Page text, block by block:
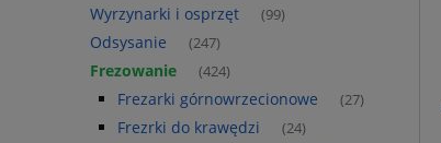
Wyrzynarki i osprzęt (99)
Odsysanie (247)
Frezowanie (424)
Frezarki górnowrzecionowe (27)
Frezrki do krawędzi (24)